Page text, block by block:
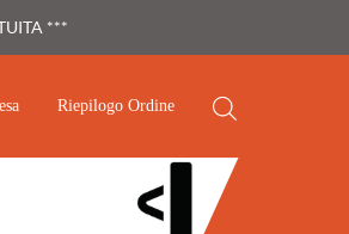
***
Riepilogo Ordine